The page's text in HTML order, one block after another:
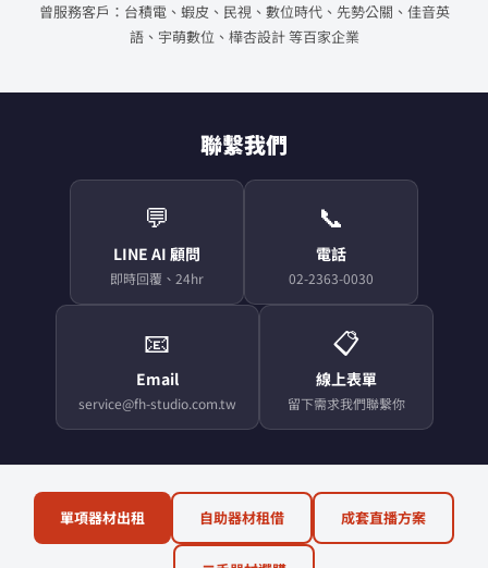
曾服務客戶：台積電、蝦皮、民視、數位時代、先勢公關、佳音英
語、宇萌數位、樺杏設計 等百家企業
聯繫我們
💬
LINE AI 顧問
即時回覆、24hr
📞
電話
02-2363-0030
📧
Email
service@fh-studio.com.tw
📋
線上表單
留下需求我們聯繫你
單項器材出租 自助器材租借 成套直播方案